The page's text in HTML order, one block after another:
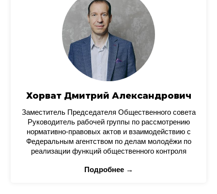
Хорват Дмитрий Александрович
Заместитель Председателя Общественного совета
Руководитель рабочей группы по рассмотрению
нормативно-правовых актов и взаимодействию с
Федеральным агентством по делам молодёжи по
реализации функций общественного контроля
Подробнее →